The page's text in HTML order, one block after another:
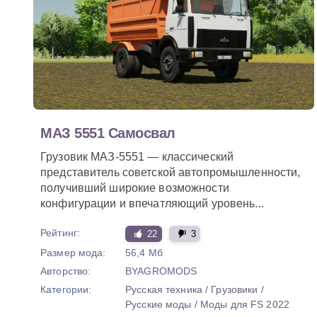
МАЗ 5551 Самосвал
Грузовик МАЗ-5551 — классический
представитель советской автопромышленности,
получивший широкие возможности
конфигурации и впечатляющий уровень...
Рейтинг: 22 3
Размер мода:
56,4 Мб
Авторство:
BYAGROMODS
Категории:
Русская техника / Грузовики /
Русские моды / Моды для FS 2022